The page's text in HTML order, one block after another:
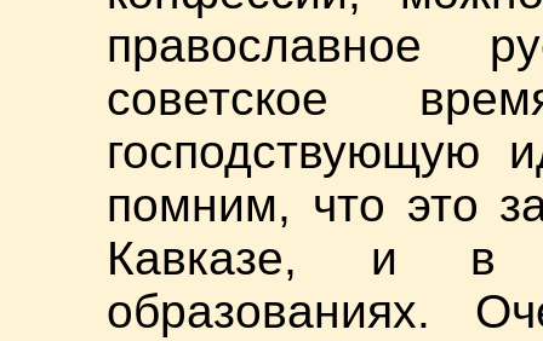
православное
советское
господствующую
помним, что это
Кавказе, и в
образованиях.